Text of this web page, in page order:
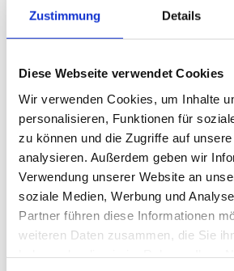
Zustimmung Details
Diese Webseite verwendet Cookies
Wir verwenden Cookies, um Inhalte
personalisieren, Funktionen für
zu können und die Zugriffe auf
analysieren. Außerdem geben wir
Verwendung unserer Website an
soziale Medien, Werbung und
Partner führen diese Informationen
weiteren Daten zusammen, die Sie
13.07.2026
Frizzi-Projekt wird mit Friedl
ausgezeichnet
Die Theo und Friedl Schöller-